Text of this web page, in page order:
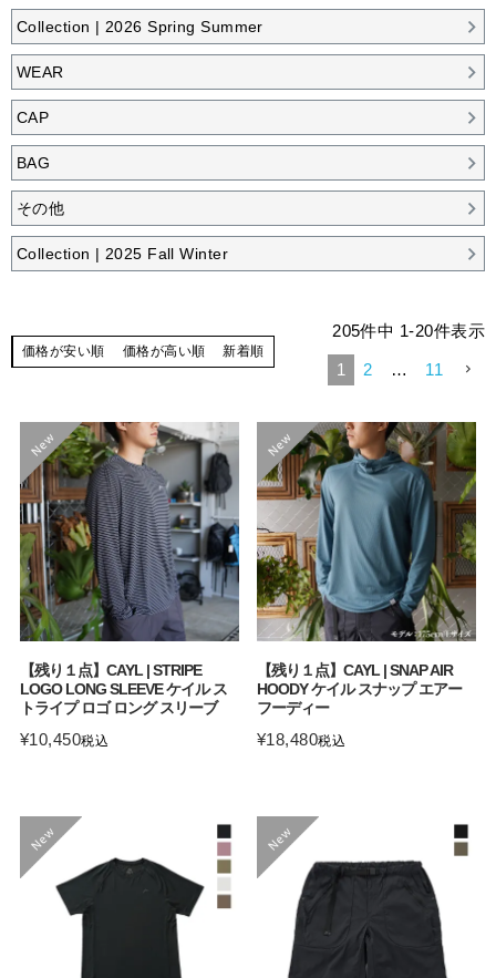
Collection | 2026 Spring Summer
WEAR
CAP
BAG
その他
Collection | 2025 Fall Winter
価格が安い順 価格が高い順 新着順
205件中 1-20件表示
1 2 … 11
【残り１点】CAYL | STRIPE
LOGO LONG SLEEVE ケイル ス
トライプ ロゴ ロング スリーブ
¥10,450税込
【残り１点】CAYL | SNAP AIR
HOODY ケイル スナップ エアー
フーディー
¥18,480税込